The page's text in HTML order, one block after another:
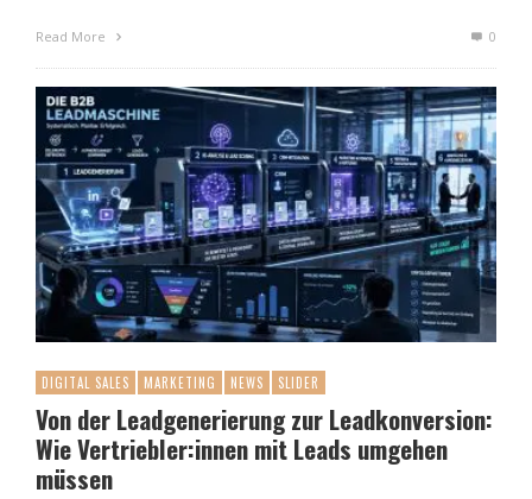
Read More 0
DIGITAL SALES MARKETING NEWS SLIDER
Von der Leadgenerierung zur Leadkonversion:
Wie Vertriebler:innen mit Leads umgehen
müssen